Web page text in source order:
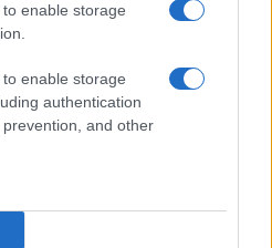
enable storage
enable storage
authentication
and other